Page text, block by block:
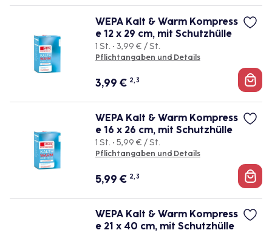
WEPA Kalt & Warm Kompress
e 12 x 29 cm, mit Schutzhülle
1 St. • 3,99 € / St.
Pflichtangaben und Details
3,99 € 2, 3
WEPA Kalt & Warm Kompress
e 16 x 26 cm, mit Schutzhülle
1 St. • 5,99 € / St.
Pflichtangaben und Details
5,99 € 2, 3
WEPA Kalt & Warm Kompress
e 21 x 40 cm, mit Schutzhülle